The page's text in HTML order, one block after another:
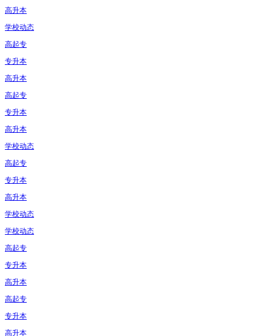
高升本
学校动态
高起专
专升本
高升本
高起专
专升本
高升本
学校动态
高起专
专升本
高升本
学校动态
学校动态
高起专
专升本
高升本
高起专
专升本
高升本